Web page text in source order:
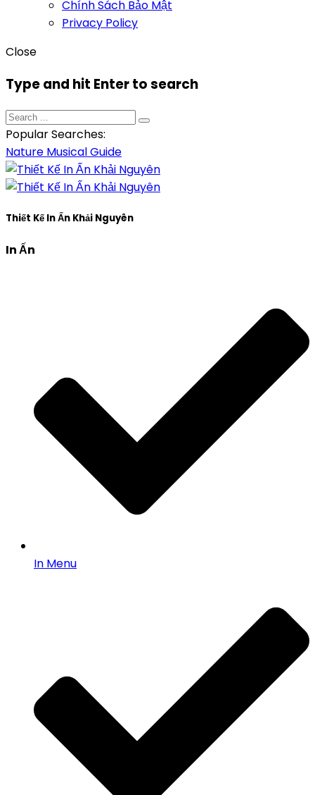
Chính Sách Bảo Mật
Privacy Policy
Close
Type and hit Enter to search
Popular Searches:
Nature MusicalGuide
Thiết Kế In Ấn Khải Nguyên
In Ấn
In Menu